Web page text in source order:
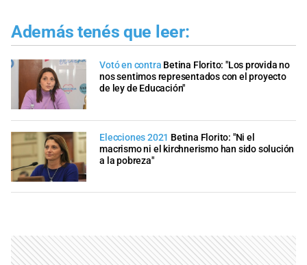
Además tenés que leer:
Votó en contra Betina Florito: "Los provida no
nos sentimos representados con el proyecto
de ley de Educación"
Elecciones 2021 Betina Florito: "Ni el
macrismo ni el kirchnerismo han sido solución
a la pobreza"